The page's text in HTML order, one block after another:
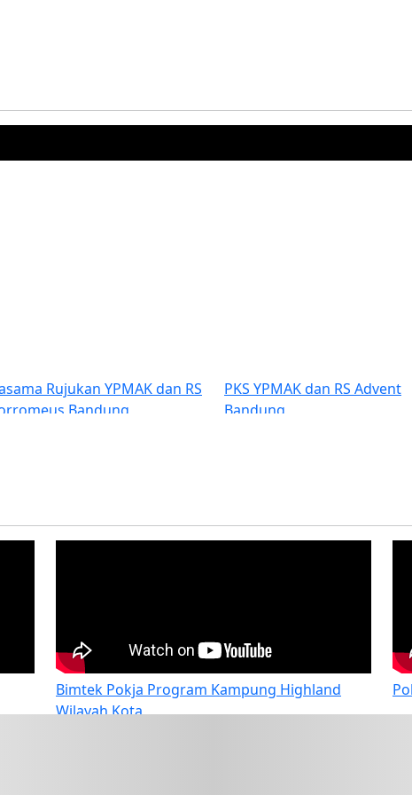
Bantuan Dana kepada Sinode
Gereja Kemah Injil Indonesia
Dukungan YPMAK
Yayasan Lokal Mimika
Bimtek Pokja Program Kampung Highland
Wilayah Kota